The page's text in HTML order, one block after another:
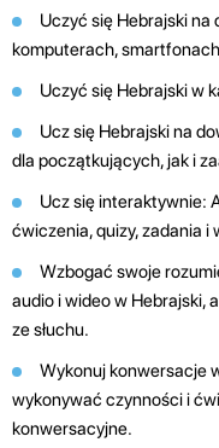
Uczyć się Hebrajski
komputerach,
Uczyć się Hebrajski w
Ucz się Hebrajski na
dla początkujących, jak i
Ucz się interaktywnie:
ćwiczenia, quizy, zadania i
Wzbogać swoje
audio i wideo w Hebrajski,
ze słuchu.
Wykonuj konwersacje
wykonywać czynności i
konwersacyjne.